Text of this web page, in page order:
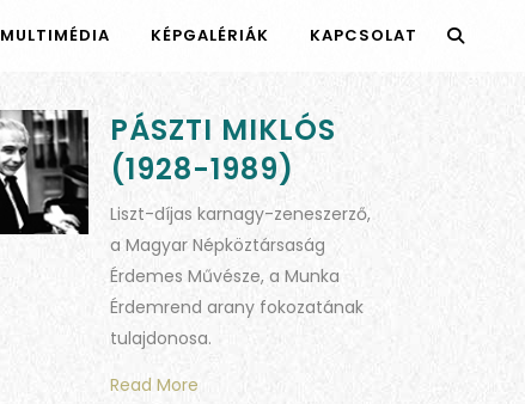
MULTIMÉDIA KÉPGALÉRIÁK KAPCSOLAT
PÁSZTI MIKLÓS
(1928-1989)
Liszt-díjas karnagy-zeneszerző,
a Magyar Népköztársaság
Érdemes Művésze, a Munka
Érdemrend arany fokozatának
tulajdonosa.
Read More